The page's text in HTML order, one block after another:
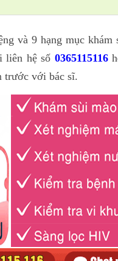
và 9 hạng mục
hệ số 0365115116
trước với bác sĩ.